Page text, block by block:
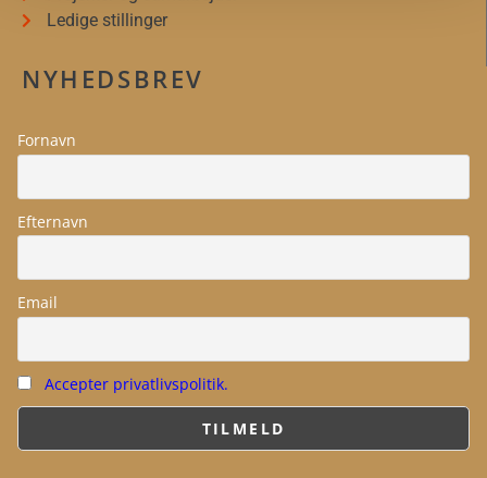
Ledige stillinger
NYHEDSBREV
Fornavn
Efternavn
Email
Accepter privatlivspolitik.